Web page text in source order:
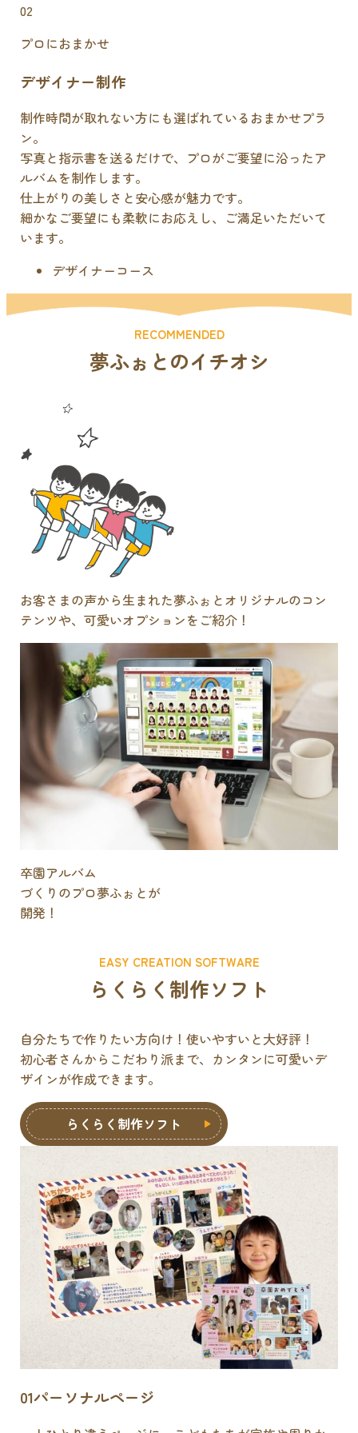
02
プロにおまかせ
デザイナー制作
制作時間が取れない方にも選ばれているおまかせプラ
ン。
写真と指示書を送るだけで、プロがご要望に沿ったア
ルバムを制作します。
仕上がりの美しさと安心感が魅力です。
細かなご要望にも柔軟にお応えし、ご満足いただいて
います。
デザイナーコース
RECOMMENDED
夢ふぉとのイチオシ
お客さまの声から生まれた夢ふぉとオリジナルのコン
テンツや、可愛いオプションをご紹介！
卒園アルバム
づくりのプロ夢ふぉとが
開発！
EASY CREATION SOFTWARE
らくらく制作ソフト
自分たちで作りたい方向け！使いやすいと大好評！
初心者さんからこだわり派まで、カンタンに可愛いデ
ザインが作成できます。
らくらく制作ソフト
01パーソナルページ